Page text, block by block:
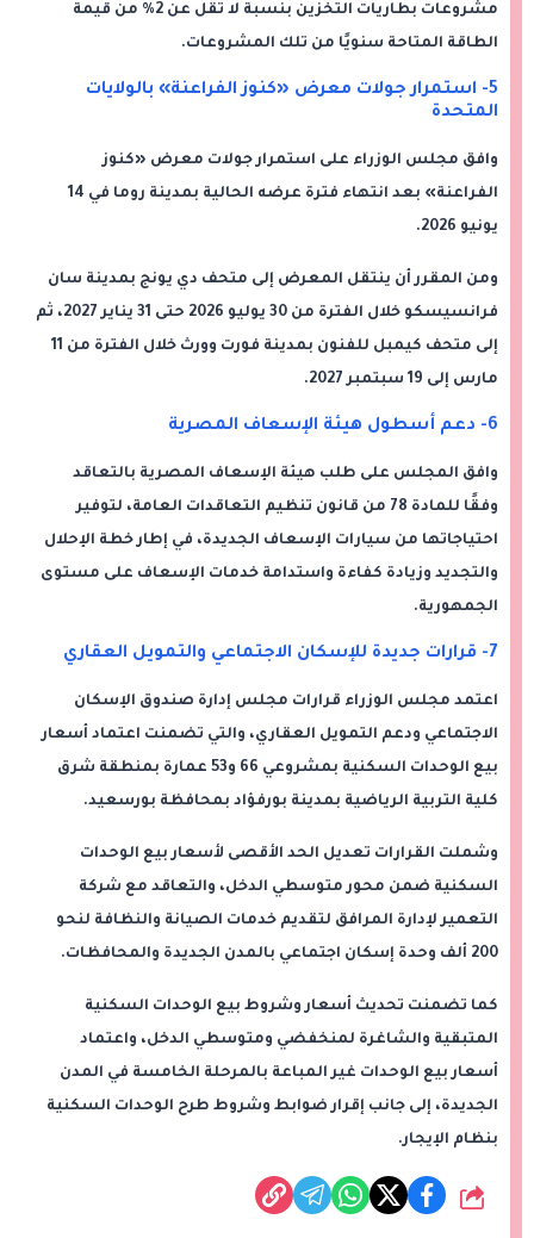
مشروعات بطاريات التخزين بنسبة لا تقل عن 2% من قيمة
الطاقة المتاحة سنويًا من تلك المشروعات.
5- استمرار جولات معرض «كنوز الفراعنة» بالولايات
المتحدة
وافق مجلس الوزراء على استمرار جولات معرض «كنوز
الفراعنة» بعد انتهاء فترة عرضه الحالية بمدينة روما في 14
يونيو 2026.
ومن المقرر أن ينتقل المعرض إلى متحف دي يونج بمدينة سان
فرانسيسكو خلال الفترة من 30 يوليو 2026 حتى 31 يناير 2027، ثم
إلى متحف كيمبل للفنون بمدينة فورت وورث خلال الفترة من 11
مارس إلى 19 سبتمبر 2027.
6- دعم أسطول هيئة الإسعاف المصرية
وافق المجلس على طلب هيئة الإسعاف المصرية بالتعاقد
وفقًا للمادة 78 من قانون تنظيم التعاقدات العامة، لتوفير
احتياجاتها من سيارات الإسعاف الجديدة، في إطار خطة الإحلال
والتجديد وزيادة كفاءة واستدامة خدمات الإسعاف على مستوى
الجمهورية.
7- قرارات جديدة للإسكان الاجتماعي والتمويل العقاري
اعتمد مجلس الوزراء قرارات مجلس إدارة صندوق الإسكان
الاجتماعي ودعم التمويل العقاري، والتي تضمنت اعتماد أسعار
بيع الوحدات السكنية بمشروعي 66 و53 عمارة بمنطقة شرق
كلية التربية الرياضية بمدينة بورفؤاد بمحافظة بورسعيد.
وشملت القرارات تعديل الحد الأقصى لأسعار بيع الوحدات
السكنية ضمن محور متوسطي الدخل، والتعاقد مع شركة
التعمير لإدارة المرافق لتقديم خدمات الصيانة والنظافة لنحو
200 ألف وحدة إسكان اجتماعي بالمدن الجديدة والمحافظات.
كما تضمنت تحديث أسعار وشروط بيع الوحدات السكنية
المتبقية والشاغرة لمنخفضي ومتوسطي الدخل، واعتماد
أسعار بيع الوحدات غير المباعة بالمرحلة الخامسة في المدن
الجديدة، إلى جانب إقرار ضوابط وشروط طرح الوحدات السكنية
بنظام الإيجار.
شارك